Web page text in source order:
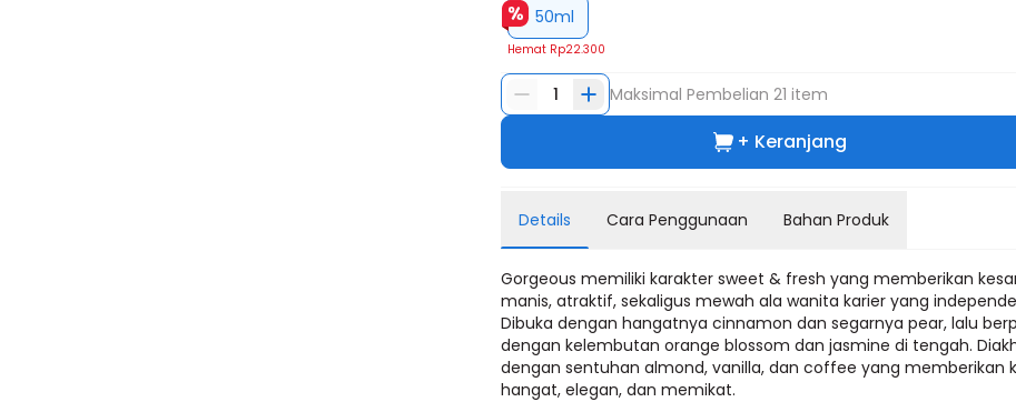
50ml
Hemat Rp22.300
1 Maksimal Pembelian21 item
+ Keranjang
Details Cara Penggunaan Bahan Produk
Gorgeous memiliki karakter sweet & fresh yang memberikan
manis, atraktif, sekaligus mewah ala wanita karier yang
Dibuka dengan hangatnya cinnamon dan segarnya pear, lalu
dengan kelembutan orange blossom dan jasmine di tengah.
dengan sentuhan almond, vanilla, dan coffee yang memberikan
hangat, elegan, dan memikat.